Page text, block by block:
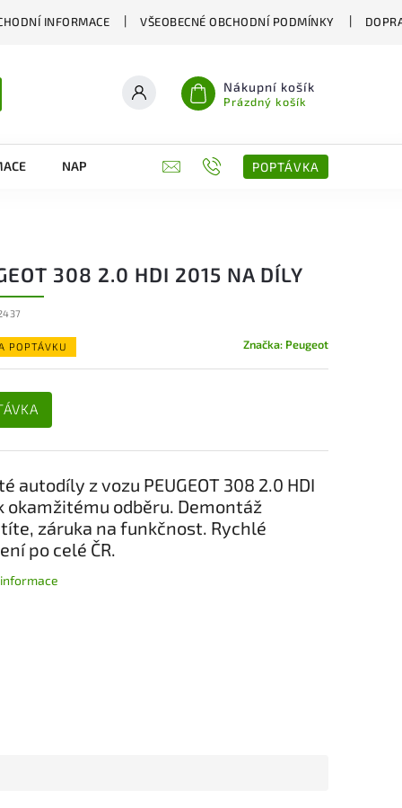
INFORMACE VŠEOBECNÉ OBCHODNÍ PODMÍNKY
Nákupní košík
Prázdný košík
NAPIŠTE NÁM KONTAKTY POPTÁVKA
308 2.0 HDI 2015 NA DÍLY
POPTÁVKU Značka: Peugeot
autodíly z vozu PEUGEOT 308 2.0 HDI
okamžitému odběru. Demontáž
záruka na funkčnost. Rychlé
po celé ČR.